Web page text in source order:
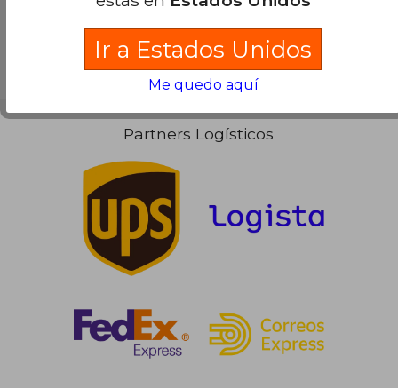
19,90 €
Partners Logísticos
Ir a Estados Unidos
Me quedo aquí